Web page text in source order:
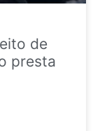
de
presta